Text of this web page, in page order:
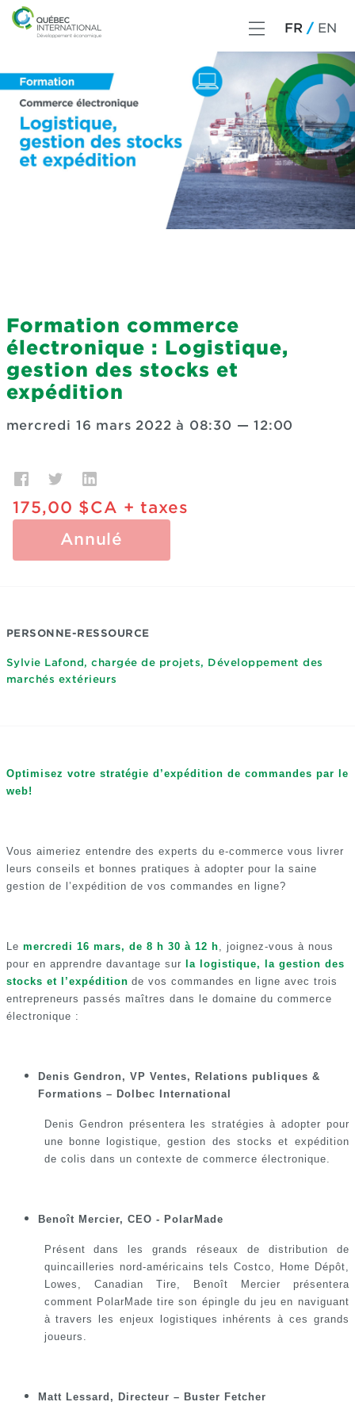
FR EN
Formation commerce
électronique : Logistique,
gestion des stocks et
expédition
mercredi 16 mars 2022 à 08:30 —12:00
175,00 $CA + taxes
Annulé
PERSONNE-RESSOURCE
Sylvie Lafond, chargée de projets, Développement des
marchés extérieurs
Optimisez votre stratégie d’expédition de commandes par le
web!
Vous aimeriez entendre des experts du e-commerce vous livrer
leurs conseils et bonnes pratiques à adopter pour la saine
gestion de l’expédition de vos commandes en ligne?
Le mercredi 16 mars, de 8 h 30 à 12 h, joignez-vous à nous
pour en apprendre davantage sur
la logistique, la gestion des
stocks et l’expédition de vos commandes en ligne avec trois
entrepreneurs passés maîtres dans le domaine du commerce
électronique :
Denis Gendron, VP Ventes, Relations publiques &
Formations – Dolbec International
Denis Gendron présentera les stratégies à adopter pour
une bonne logistique, gestion des stocks et expédition
de colis dans un contexte de commerce électronique.
Benoît Mercier, CEO - PolarMade
Présent dans les grands réseaux de distribution de
quincailleries nord-américains tels Costco, Home Dépôt,
Lowes, Canadian Tire, Benoît Mercier présentera
comment PolarMade tire son épingle du jeu en naviguant
à travers les enjeux logistiques inhérents à ces grands
joueurs.
Matt Lessard, Directeur – Buster Fetcher